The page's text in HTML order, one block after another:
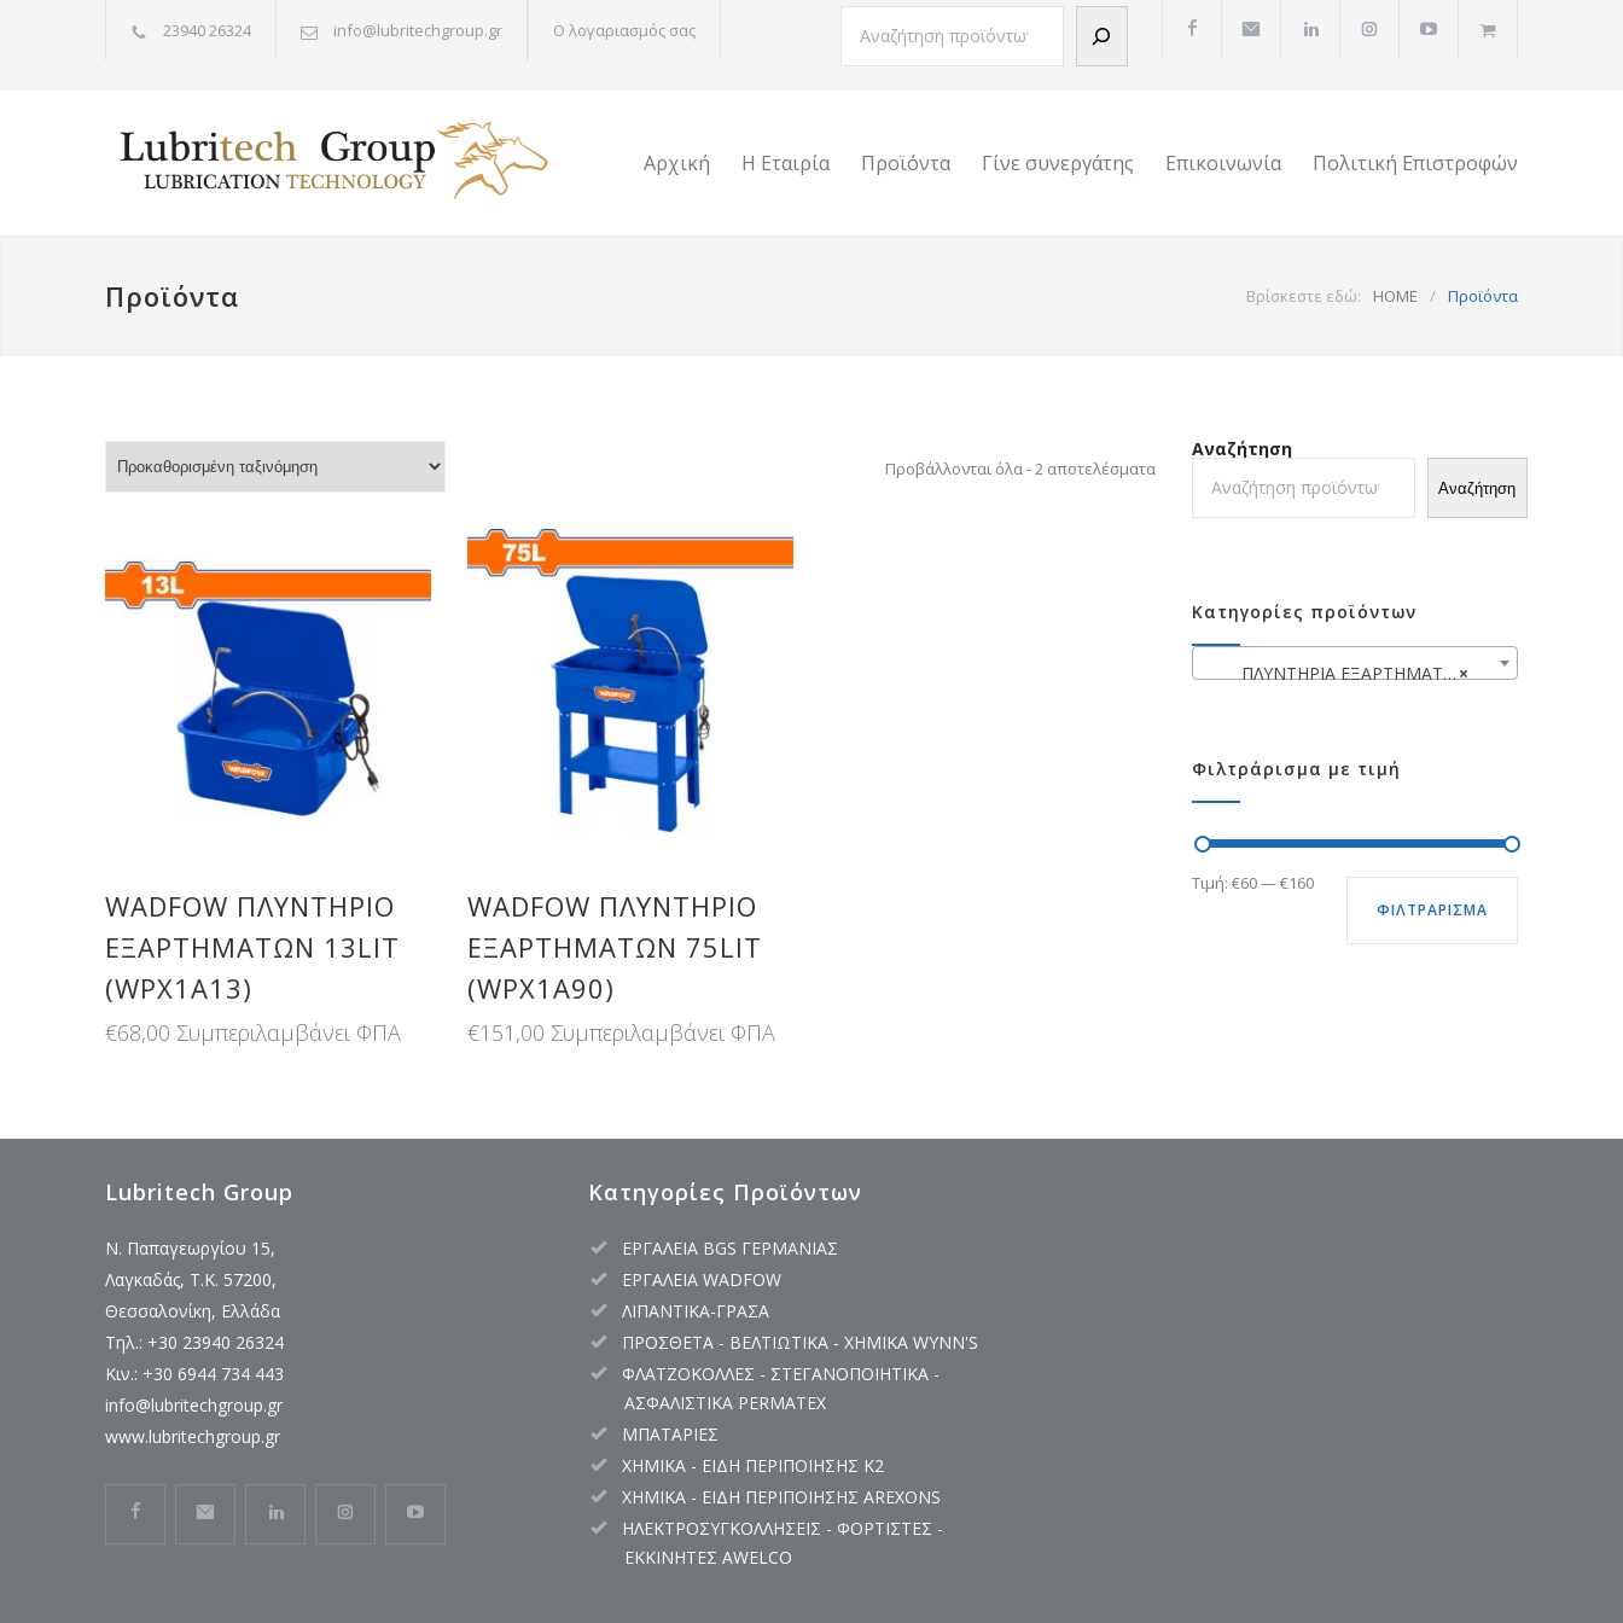
23940 26324 info@lubritechgroup.gr Ο λογαριασμός σας
Αναζήτηση
Αρχική Η Εταιρία Προϊόντα Γίνε συνεργάτης Επικοινωνία Πολιτική Επιστροφών
Προϊόντα Βρίσκεστε εδώ: HOME / Προϊόντα
Προβάλλονται όλα - 2 αποτελέσματα
WADFOW ΠΛΥΝΤΗΡΙΟ
ΕΞΑΡΤΗΜΑΤΩΝ 13LIT
(WPX1A13)
€68,00 Συμπεριλαμβάνει ΦΠΑ
WADFOW ΠΛΥΝΤΗΡΙΟ
ΕΞΑΡΤΗΜΑΤΩΝ 75LIT
(WPX1A90)
€151,00 Συμπεριλαμβάνει ΦΠΑ
Αναζήτηση
Αναζήτηση
Κατηγορίες προϊόντων
×
ΠΛΥΝΤΗΡΙΑ ΕΞΑΡΤΗΜΑΤΩΝ ΣΥΝΕΡΓΕΙΟΥ
Φιλτράρισμα με τιμή
Ελάχιστη
Μέγιστη
ΦΙΛΤΡΆΡΙΣΜΑ
Τιμή: €60—€160
Lubritech Group
Ν. Παπαγεωργίου 15,
Λαγκαδάς, Τ.Κ. 57200,
Θεσσαλονίκη, Ελλάδα
Τηλ.: +30 23940 26324
Κιν.: +30 6944 734 443
info@lubritechgroup.gr
www.lubritechgroup.gr
Κατηγορίες Προϊόντων
ΕΡΓΑΛΕΙΑ BGS ΓΕΡΜΑΝΙΑΣ
ΕΡΓΑΛΕΙΑ WADFOW
ΛΙΠΑΝΤΙΚΑ-ΓΡΑΣΑ
ΠΡΟΣΘΕΤΑ - ΒΕΛΤΙΩΤΙΚΑ - ΧΗΜΙΚΑ WYNN'S
ΦΛΑΤΖΟΚΟΛΛΕΣ - ΣΤΕΓΑΝΟΠΟΙΗΤΙΚΑ -
ΑΣΦΑΛΙΣΤΙΚΑ PERMATEX
ΜΠΑΤΑΡΙΕΣ
ΧΗΜΙΚΑ - ΕΙΔΗ ΠΕΡΙΠΟΙΗΣΗΣ K2
ΧΗΜΙΚΑ - ΕΙΔΗ ΠΕΡΙΠΟΙΗΣΗΣ AREXONS
ΗΛΕΚΤΡΟΣΥΓΚΟΛΛΗΣΕΙΣ - ΦΟΡΤΙΣΤΕΣ -
ΕΚΚΙΝΗΤΕΣ AWELCO